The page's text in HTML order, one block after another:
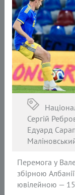
Сергій
Едуард
Перемога у
збірною
ювілейною —